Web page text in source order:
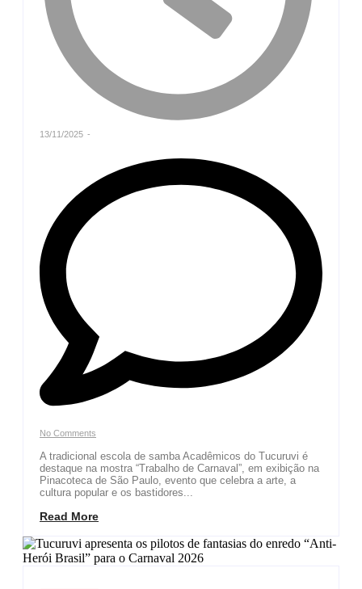
13/11/2025 -
No Comments
A tradicional escola de samba Acadêmicos do Tucuruvi é
destaque na mostra “Trabalho de Carnaval”, em exibição na
Pinacoteca de São Paulo, evento que celebra a arte, a
cultura popular e os bastidores...
Read More